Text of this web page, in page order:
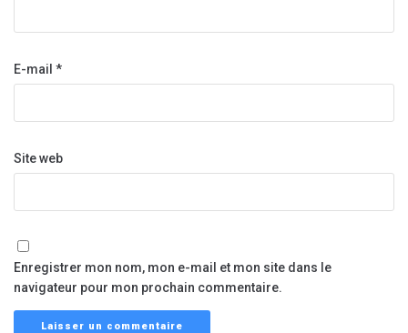
E-mail *
Site web
Enregistrer mon nom, mon e-mail et mon site dans le
navigateur pour mon prochain commentaire.